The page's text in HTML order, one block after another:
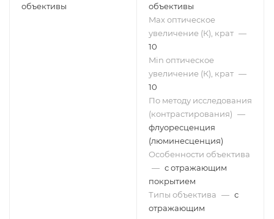
объективы
объективы
Max оптическое
увеличение (К), крат —
10
Min оптическое
увеличение (К), крат —
10
По методу исследования
(контрастирования) —
флуоресценция
(люминесценция)
Особенности объектива
— с отражающим
покрытием
Типы объектива — с
отражающим